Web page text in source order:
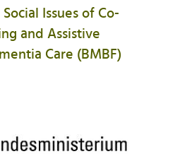
Issues of Co-
and Assistive
Care (BMBF)